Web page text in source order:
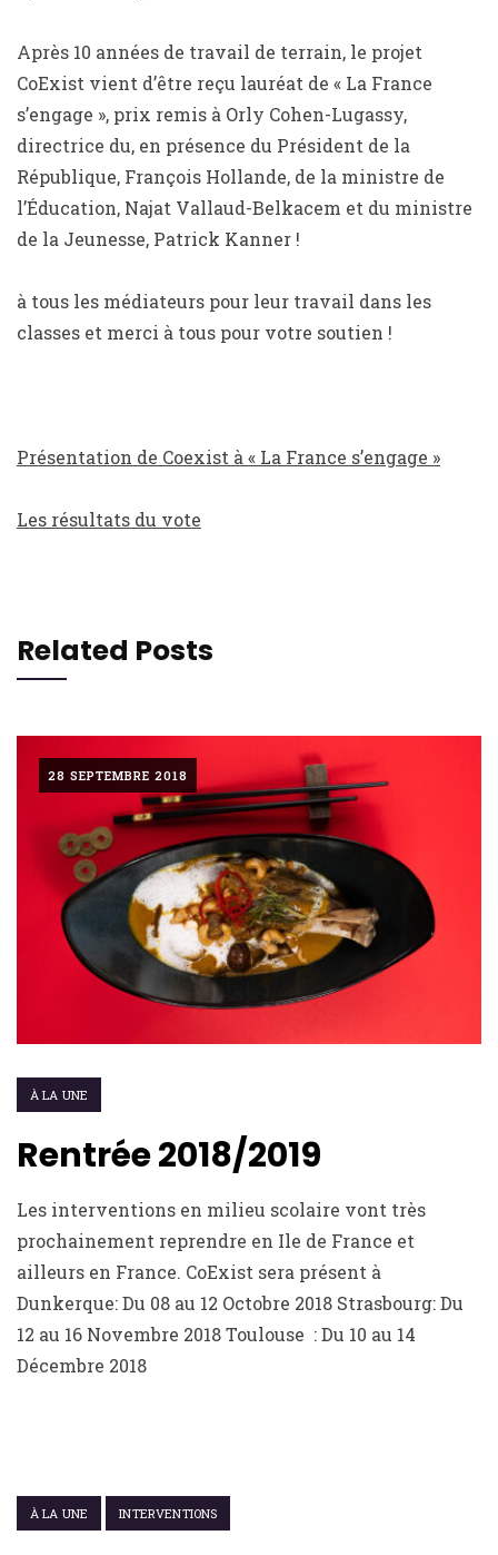
Après 10 années de travail de terrain, le projet
CoExist vient d’être reçu lauréat de « La France
s’engage », prix remis à Orly Cohen-Lugassy,
directrice du, en présence du Président de la
République, François Hollande, de la ministre de
l’Éducation, Najat Vallaud-Belkacem et du ministre
de la Jeunesse, Patrick Kanner !
à tous les médiateurs pour leur travail dans les
classes et merci à tous pour votre soutien !
Présentation de Coexist à « La France s’engage »
Les résultats du vote
Related Posts
28 SEPTEMBRE 2018
À LA UNE
Rentrée 2018/2019
Les interventions en milieu scolaire vont très
prochainement reprendre en Ile de France et
ailleurs en France. CoExist sera présent à
Dunkerque: Du 08 au 12 Octobre 2018 Strasbourg: Du
12 au 16 Novembre 2018 Toulouse : Du 10 au 14
Décembre 2018
À LA UNE INTERVENTIONS